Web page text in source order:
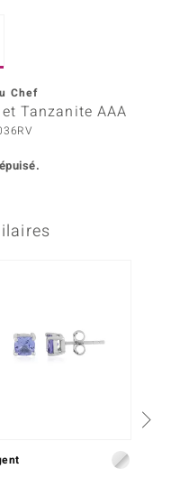
Chef
Tanzanite AAA